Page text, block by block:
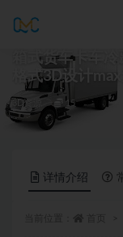
箱式货车卡车
格式3D设计
3D资源 15
详情介绍